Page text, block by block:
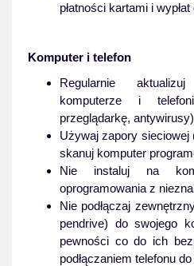
płatności kartami i
Komputer i telefon
Regularnie
komputerze i
przeglądarkę,
Używaj zapory
skanuj komputer
Nie instaluj na
oprogramowania z
Nie podłączaj
pendrive) do swojego
pewności co do ich
podłączaniem telefonu